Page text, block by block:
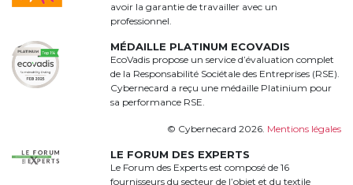
avoir la garantie de travailler avec un
professionnel.
MÉDAILLE PLATINUM ECOVADIS
EcoVadis propose un service d’évaluation complet
de la Responsabilité Sociétale des Entreprises (RSE).
Cybernecard a reçu une médaille Platinium pour
sa performance RSE.
© Cybernecard 2026. Mentions légales
LE FORUM DES EXPERTS
Le Forum des Experts est composé de 16
fournisseurs du secteur de l’objet et du textile